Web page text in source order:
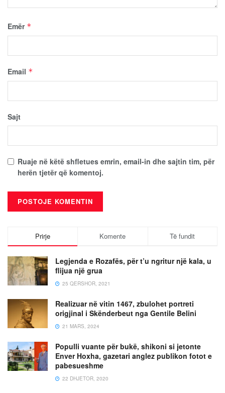
Emër *
Email *
Sajt
Ruaje në këtë shfletues emrin, email-in dhe sajtin tim, për
herën tjetër që komentoj.
Prirje Komente Të fundit
Legjenda e Rozafës, për t’u ngritur një kala, u
flijua një grua
25 QERSHOR, 2021
Realizuar në vitin 1467, zbulohet portreti
origjinal i Skënderbeut nga Gentile Belini
21 MARS, 2024
Populli vuante për bukë, shikoni si jetonte
Enver Hoxha, gazetari anglez publikon fotot e
pabesueshme
22 DHJETOR, 2020